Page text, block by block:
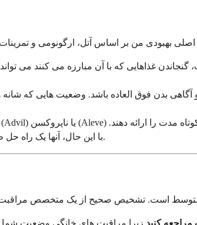
بهبودی من بر اساس آتل، ارگونومی و تمرینات
و آگاهی بدن فوق العاده باشد. وضعیت هایی که
مدت را ارائه دهند.
با این حال، آنها یک راه حل طولانی مدت نیستند. همیشه قبل از مصرف منظم هر دارویی با پزشک خود مشورت کنید.